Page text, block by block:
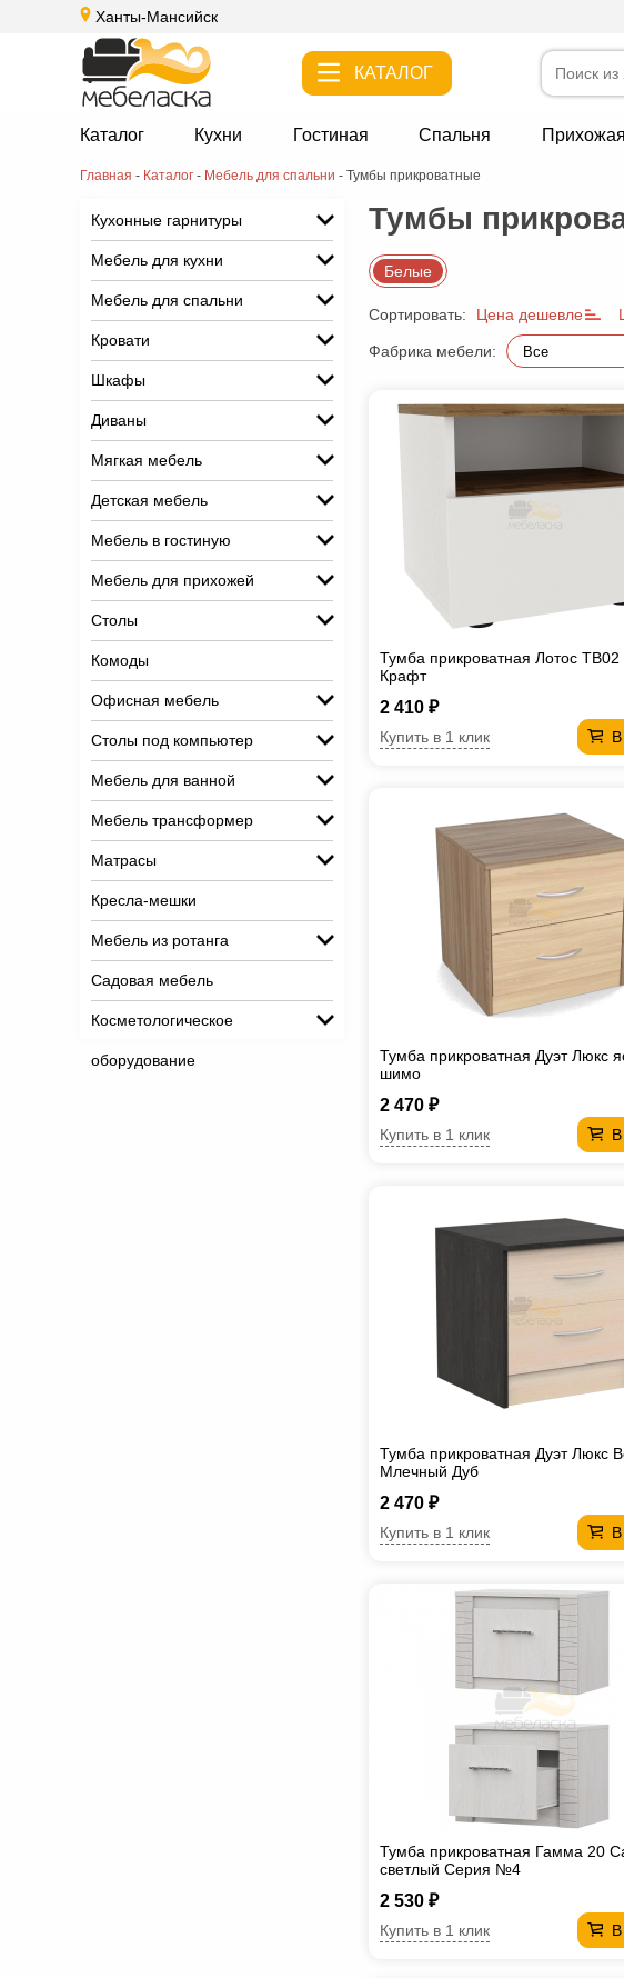
Ханты-Мансийск
КАТАЛОГ
Каталог Кухни Гостиная Спальня Прихожая
Главная - Каталог - Мебель для спальни - Тумбы прикроватные
Кухонные гарнитуры
Мебель для кухни
Мебель для спальни
Кровати
Шкафы
Диваны
Мягкая мебель
Детская мебель
Мебель в гостиную
Мебель для прихожей
Столы
Комоды
Офисная мебель
Столы под компьютер
Мебель для ванной
Мебель трансформер
Матрасы
Кресла-мешки
Мебель из ротанга
Садовая мебель
Косметологическое
оборудование
Тумбы
Белые
Сортировать: Цена дешевле
Фабрика мебели:
Тумба прикроватная Лотос TB02
Крафт
2 410 ₽
В
Купить в 1 клик
Тумба прикроватная Дуэт Люкс
шимо
2 470 ₽
В
Купить в 1 клик
Тумба прикроватная Дуэт Люкс
Млечный Дуб
2 470 ₽
В
Купить в 1 клик
Тумба прикроватная Гамма 20
светлый Серия №4
2 530 ₽
В
Купить в 1 клик